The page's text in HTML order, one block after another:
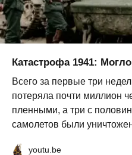
Катастрофа 1941:
Всего за первые три
потеряла почти миллион
пленными, а три с
самолетов были
youtu.be